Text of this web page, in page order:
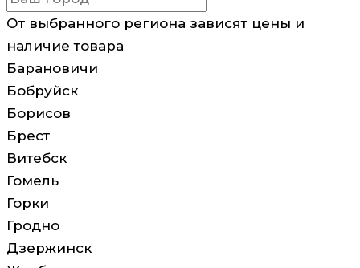
От выбранного региона зависят цены и
наличие товара
Барановичи
Бобруйск
Борисов
Брест
Витебск
Гомель
Горки
Гродно
Дзержинск